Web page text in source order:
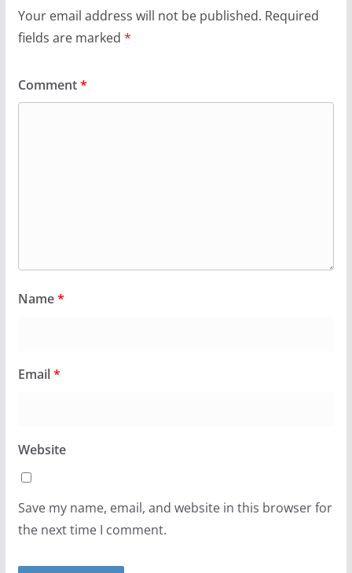
Your email address will not be published. Required
fields are marked *
Comment*
Name*
Email*
Website
Save my name, email, and website in this browser for
the next time I comment.